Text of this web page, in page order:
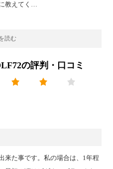
教えてく…
読む
の評判・口コミ
来た事です。私の場合は、1年程